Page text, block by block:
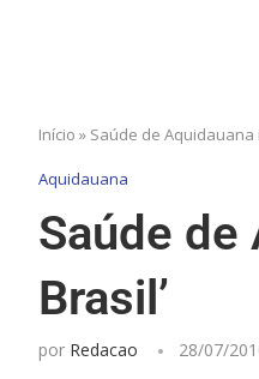
Início » Saúde de Aquidauana
Aquidauana
Saúde de
Brasil’
por Redacao 28/07/